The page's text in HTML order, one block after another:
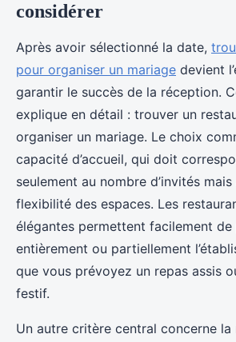
considérer
Après avoir sélectionné la date,
pour organiser un mariage devient
garantir le succès de la réception.
explique en détail : trouver un
organiser un mariage. Le choix
capacité d’accueil, qui doit
seulement au nombre d’invités mais
flexibilité des espaces. Les
élégantes permettent facilement
entièrement ou partiellement
que vous prévoyez un repas assis
festif.
Un autre critère central concerne